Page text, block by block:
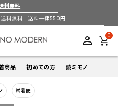
料無料
送料無料｜送料一律550円
perm_identity 0
商品 初めての方 読ミモノ
試着便